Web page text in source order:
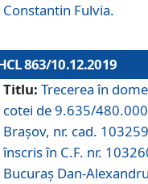
Constantin Fulvia.
863/10.12.2019
Titlu: Trecerea în
cotei de 9.635/
Brașov, nr. cad.
înscris în C.F. nr.
Bucuraș Dan-